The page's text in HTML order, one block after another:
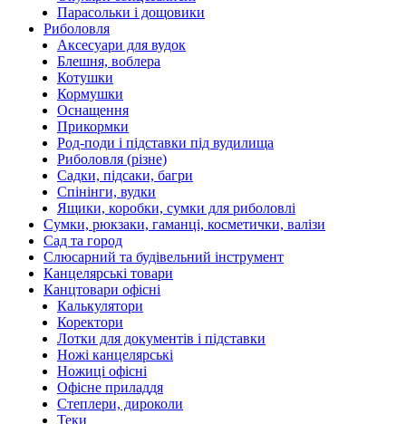
Парасольки і дощовики
Риболовля
Аксесуари для вудок
Блешня, воблера
Котушки
Кормушки
Оснащення
Прикормки
Род-поди і підставки під вудилища
Риболовля (різне)
Садки, підсаки, багри
Спінінги, вудки
Ящики, коробки, сумки для риболовлі
Сумки, рюкзаки, гаманці, косметички, валізи
Сад та город
Слюсарний та будівельний інструмент
Канцелярські товари
Канцтовари офісні
Калькулятори
Коректори
Лотки для документів і підставки
Ножі канцелярські
Ножиці офісні
Офісне приладдя
Степлери, дироколи
Теки